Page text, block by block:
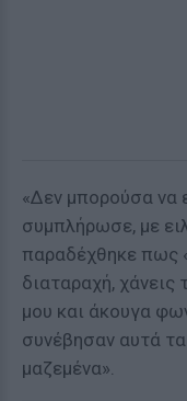
«Δεν μπορούσα να
συμπλήρωσε, με
παραδέχθηκε πως
διαταραχή,
μου και άκουγα
συνέβησαν αυτά
μαζεμένα».